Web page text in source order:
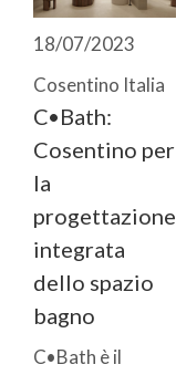
18/07/2023
Cosentino Italia
C•Bath:
Cosentino per
la
progettazione
integrata
dello spazio
bagno
C•Bath è il